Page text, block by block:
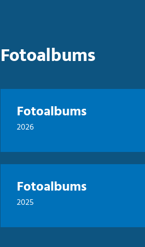
Fotoalbums
Fotoalbums
2026
Fotoalbums
2025